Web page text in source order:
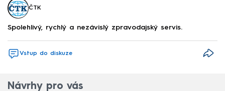
ČTK
Spolehlivý, rychlý a nezávislý zpravodajský servis.
Vstup do diskuze
Návrhy pro vás